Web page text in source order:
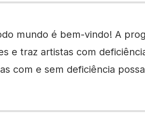
mundo é bem-vindo! A
e traz artistas com
com e sem deficiência